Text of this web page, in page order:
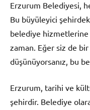
Erzurum Belediyesi,
Bu büyüleyici
belediye
zaman. Eğer siz de bir
düşünüyorsanız, bu
Erzurum, tarihi ve
şehirdir. Belediye